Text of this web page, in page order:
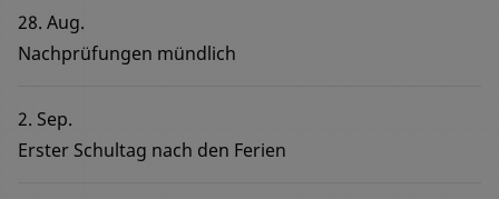
28. Aug.
Nachprüfungen mündlich
2. Sep.
Erster Schultag nach den Ferien